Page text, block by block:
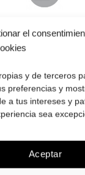
el
y de terceros
preferencias y
a tus intereses y
sea
Aceptar
tus Roberto:
contra reembolso.
Consulta aquí
ship to all EU